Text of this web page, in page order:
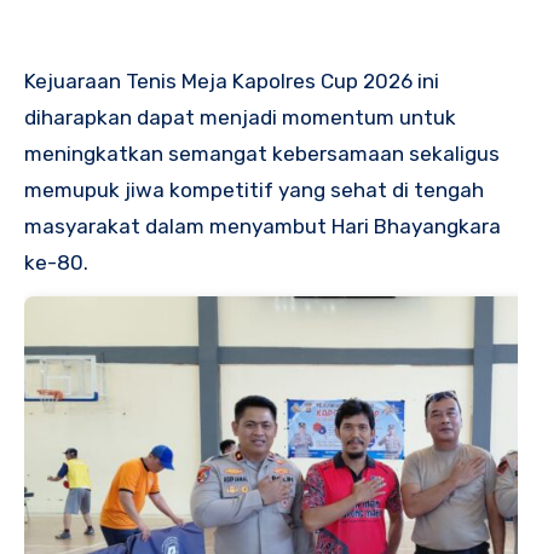
Kejuaraan Tenis Meja Kapolres Cup 2026 ini
diharapkan dapat menjadi momentum untuk
meningkatkan semangat kebersamaan sekaligus
memupuk jiwa kompetitif yang sehat di tengah
masyarakat dalam menyambut Hari Bhayangkara
ke-80.